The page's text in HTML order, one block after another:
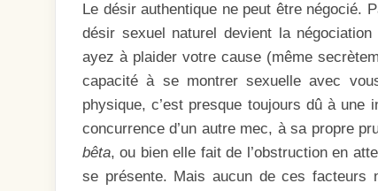
Le désir authentique ne peut être négocié.
désir sexuel naturel devient la
ayez à plaider votre cause (même
capacité à se montrer sexuelle avec
physique, c’est presque toujours dû à
concurrence d’un autre mec, à sa propre
bêta, ou bien elle fait de l’obstruction en
se présente. Mais aucun de ces facteurs